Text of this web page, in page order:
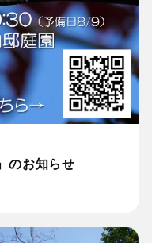
のお知らせ